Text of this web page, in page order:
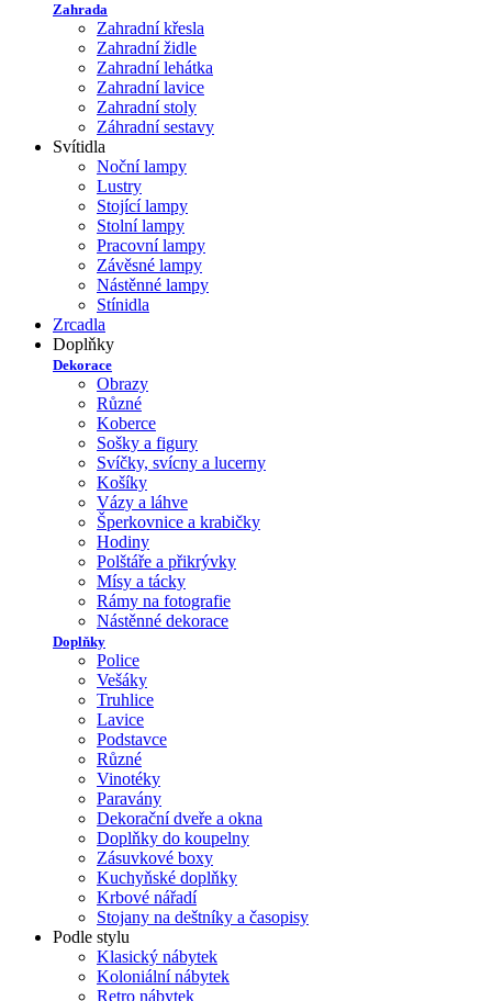
Zahrada
Zahradní křesla
Zahradní židle
Zahradní lehátka
Zahradní lavice
Zahradní stoly
Záhradní sestavy
Svítidla
Noční lampy
Lustry
Stojící lampy
Stolní lampy
Pracovní lampy
Závěsné lampy
Nástěnné lampy
Stínidla
Zrcadla
Doplňky
Dekorace
Obrazy
Různé
Koberce
Sošky a figury
Svíčky, svícny a lucerny
Košíky
Vázy a láhve
Šperkovnice a krabičky
Hodiny
Polštáře a přikrývky
Mísy a tácky
Rámy na fotografie
Nástěnné dekorace
Doplňky
Police
Vešáky
Truhlice
Lavice
Podstavce
Různé
Vinotéky
Paravány
Dekorační dveře a okna
Doplňky do koupelny
Zásuvkové boxy
Kuchyňské doplňky
Krbové nářadí
Stojany na deštníky a časopisy
Podle stylu
Klasický nábytek
Koloniální nábytek
Retro nábytek